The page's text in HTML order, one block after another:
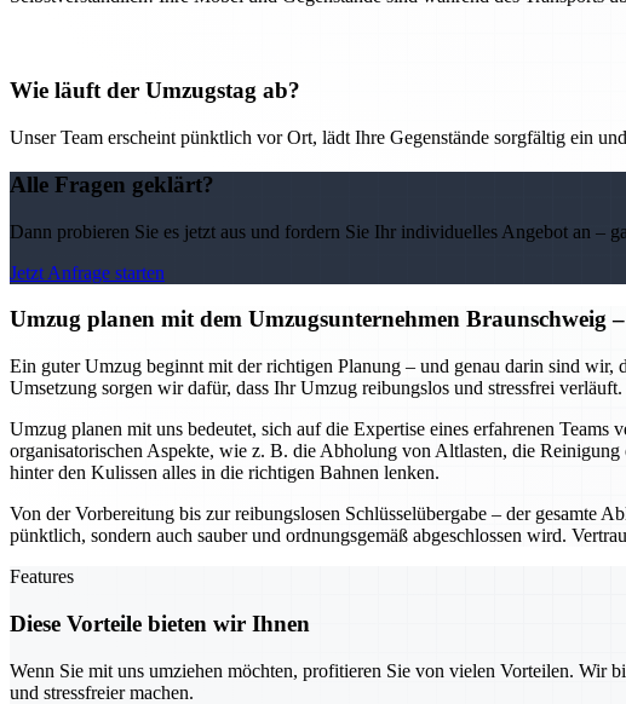
Wie läuft der Umzugstag ab?
Unser Team erscheint pünktlich vor Ort, lädt Ihre Gegenstände sorgfältig ein
Alle Fragen geklärt?
Dann probieren Sie es jetzt aus und fordern Sie Ihr individuelles Angebot an –
Jetzt Anfrage starten
Umzug planen mit dem Umzugsunternehmen Braunschweig
Ein guter Umzug beginnt mit der richtigen Planung – und genau darin sind wir,
Umsetzung sorgen wir dafür, dass Ihr Umzug reibungslos und stressfrei
Umzug planen mit uns bedeutet, sich auf die Expertise eines erfahrenen
organisatorischen Aspekte, wie z. B. die Abholung von Altlasten, die
hinter den Kulissen alles in die richtigen Bahnen lenken.
Von der Vorbereitung bis zur reibungslosen Schlüsselübergabe – der gesamte
pünktlich, sondern auch sauber und ordnungsgemäß abgeschlossen wird.
Features
Diese Vorteile bieten wir Ihnen
Wenn Sie mit uns umziehen möchten, profitieren Sie von vielen Vorteilen. Wir
und stressfreier machen.